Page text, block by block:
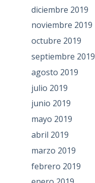
diciembre 2019
noviembre 2019
octubre 2019
septiembre 2019
agosto 2019
julio 2019
junio 2019
mayo 2019
abril 2019
marzo 2019
febrero 2019